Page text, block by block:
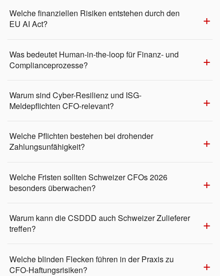
Welche finanziellen Risiken entstehen durch den
EU AI Act?
Was bedeutet Human-in-the-loop für Finanz- und
Complianceprozesse?
Warum sind Cyber-Resilienz und ISG-
Meldepflichten CFO-relevant?
Welche Pflichten bestehen bei drohender
Zahlungsunfähigkeit?
Welche Fristen sollten Schweizer CFOs 2026
besonders überwachen?
Warum kann die CSDDD auch Schweizer Zulieferer
treffen?
Welche blinden Flecken führen in der Praxis zu
CFO-Haftungsrisiken?